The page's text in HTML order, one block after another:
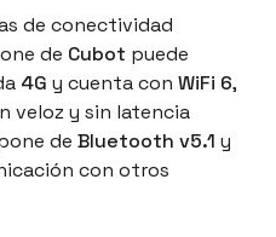
de conectividad
de Cubot puede
4G y cuenta con WiFi 6,
veloz y sin latencia
de Bluetooth v5.1 y
con otros